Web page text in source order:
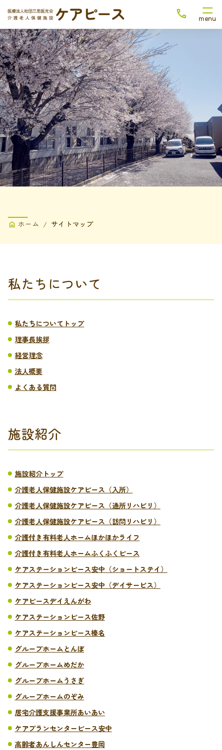
ホーム サイトマップ
私たちについて
私たちについてトップ
理事長挨拶
経営理念
法人概要
よくある質問
施設紹介
施設紹介トップ
介護老人保健施設ケアピース（入所）
介護老人保健施設ケアピース（通所リハビリ）
介護老人保健施設ケアピース（訪問リハビリ）
介護付き有料老人ホームほかほかライフ
介護付き有料老人ホームふくふくピース
ケアステーションピース安中（ショートステイ）
ケアステーションピース安中（デイサービス）
ケアピースデイえんがわ
ケアステーションピース佐野
ケアステーションピース榛名
グループホームとんぼ
グループホームめだか
グループホームうさぎ
グループホームのぞみ
居宅介護支援事業所あいあい
ケアプランセンターピース安中
高齢者あんしんセンター豊岡